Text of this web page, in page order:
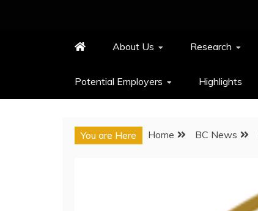
About Us Research
Potential Employers Highlights
You are Here Home BC News